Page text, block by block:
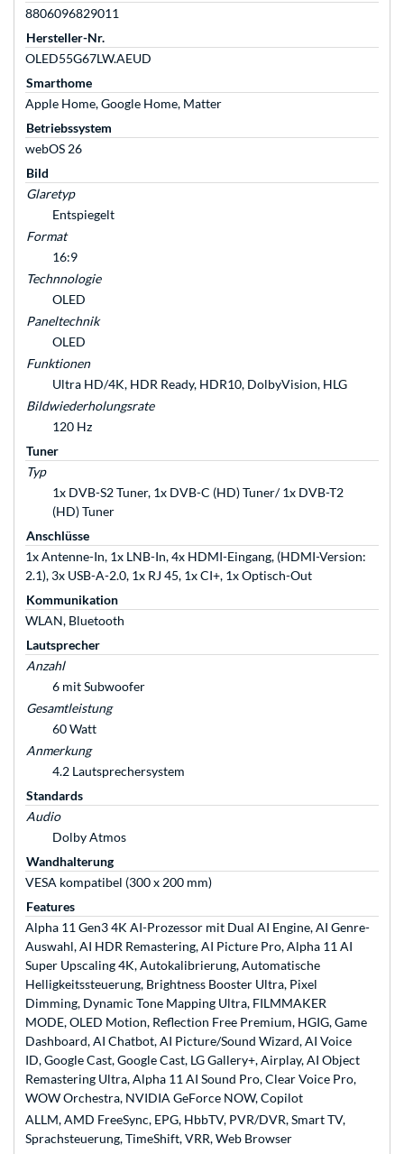
8806096829011
Hersteller-Nr.
OLED55G67LW.AEUD
Smarthome
Apple Home, Google Home, Matter
Betriebssystem
webOS 26
Bild
Glaretyp
Entspiegelt
Format
16:9
Technnologie
OLED
Paneltechnik
OLED
Funktionen
Ultra HD/4K, HDR Ready, HDR10, DolbyVision, HLG
Bildwiederholungsrate
120 Hz
Tuner
Typ
1x DVB-S2 Tuner, 1x DVB-C (HD) Tuner/ 1x DVB-T2
(HD) Tuner
Anschlüsse
1x Antenne-In, 1x LNB-In, 4x HDMI-Eingang, (HDMI-Version:
2.1), 3x USB-A-2.0, 1x RJ 45, 1x CI+, 1x Optisch-Out
Kommunikation
WLAN, Bluetooth
Lautsprecher
Anzahl
6 mit Subwoofer
Gesamtleistung
60 Watt
Anmerkung
4.2 Lautsprechersystem
Standards
Audio
Dolby Atmos
Wandhalterung
VESA kompatibel (300 x 200 mm)
Features
Alpha 11 Gen3 4K AI-Prozessor mit Dual AI Engine, AI Genre-
Auswahl, AI HDR Remastering, AI Picture Pro, Alpha 11 AI
Super Upscaling 4K, Autokalibrierung, Automatische
Helligkeitssteuerung, Brightness Booster Ultra, Pixel
Dimming, Dynamic Tone Mapping Ultra, FILMMAKER
MODE, OLED Motion, Reflection Free Premium, HGIG, Game
Dashboard, AI Chatbot, AI Picture/Sound Wizard, AI Voice
ID, Google Cast, Google Cast, LG Gallery+, Airplay, AI Object
Remastering Ultra, Alpha 11 AI Sound Pro, Clear Voice Pro,
WOW Orchestra, NVIDIA GeForce NOW, Copilot
ALLM, AMD FreeSync, EPG, HbbTV, PVR/DVR, Smart TV,
Sprachsteuerung, TimeShift, VRR, Web Browser